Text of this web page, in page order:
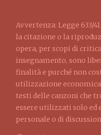
Avvertenza: Legge 633/
la citazione o la
opera, per scopi di
insegnamento, sono
finalità e purché non
utilizzazione
testi delle canzoni che
essere utilizzati solo ed
personale o di